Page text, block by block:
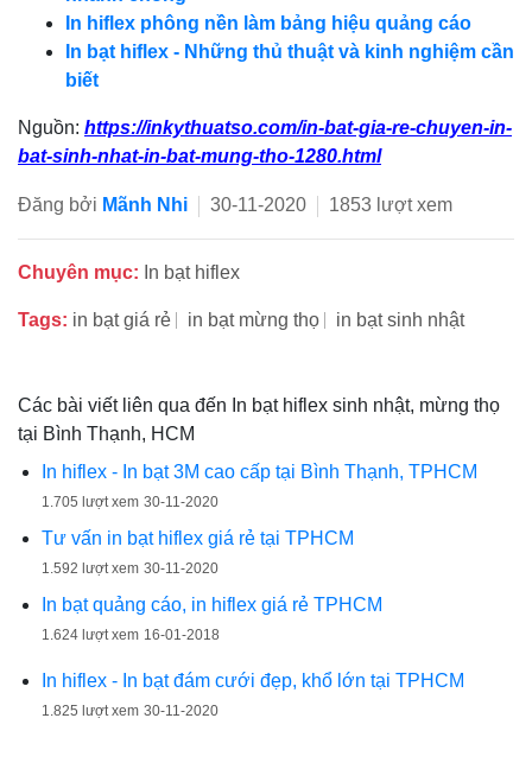
In hiflex phông nền làm bảng hiệu quảng cáo
In bạt hiflex - Những thủ thuật và kinh nghiệm cần
biết
Nguồn: https://inkythuatso.com/in-bat-gia-re-chuyen-in-
bat-sinh-nhat-in-bat-mung-tho-1280.html
Đăng bởi Mãnh Nhi 30-11-2020 1853 lượt xem
Chuyên mục: In bạt hiflex
Tags: in bạt giá rẻ in bạt mừng thọ in bạt sinh nhật
Các bài viết liên qua đến In bạt hiflex sinh nhật, mừng thọ
tại Bình Thạnh, HCM
In hiflex - In bạt 3M cao cấp tại Bình Thạnh, TPHCM
1.705 lượt xem 30-11-2020
Tư vấn in bạt hiflex giá rẻ tại TPHCM
1.592 lượt xem 30-11-2020
In bạt quảng cáo, in hiflex giá rẻ TPHCM
1.624 lượt xem 16-01-2018
In hiflex - In bạt đám cưới đẹp, khổ lớn tại TPHCM
1.825 lượt xem 30-11-2020